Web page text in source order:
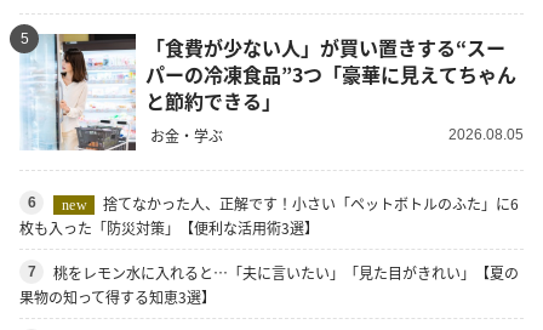
5
「食費が少ない人」が買い置きする“スー
パーの冷凍食品”3つ「豪華に見えてちゃん
と節約できる」
お金・学ぶ 2026.08.05
6 new
捨てなかった人、正解です！小さい「ペットボトルのふた」に6
枚も入った「防災対策」【便利な活用術3選】
7
桃をレモン水に入れると…「夫に言いたい」「見た目がきれい」【夏の
果物の知って得する知恵3選】